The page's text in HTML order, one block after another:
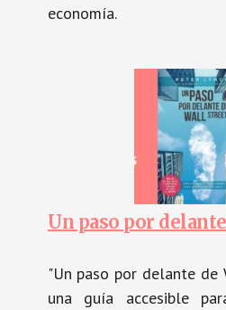
economía.
Un paso por
"Un paso por delante
una guía accesible